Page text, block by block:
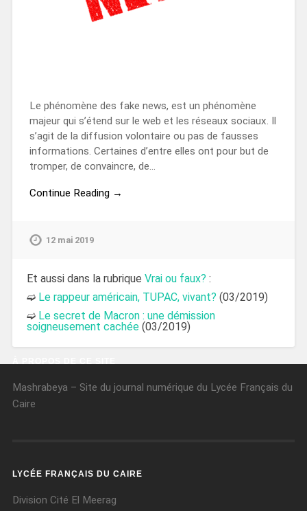
Le phénomène des fake news, est un phénomène
majeur qui s’étend sur le web et les réseaux sociaux. Il
s’agit de la diffusion volontaire ou pas de fausses
informations. Certaines d’entre elles ont pour but de
tromper, de convaincre, de…
Continue Reading →
12 mai 2019
Et aussi dans la rubrique Vrai ou faux? :
➫ Le rappeur américain, TUPAC, vivant? (03/2019)
➫ Le secret de Macron : une démission
soigneusement cachée(03/2019)
Mashrabeya – Site du journal numérique du Lycée Français du
Caire
LYCÉE FRANÇAIS DU CAIRE
Division Cité El Meerag